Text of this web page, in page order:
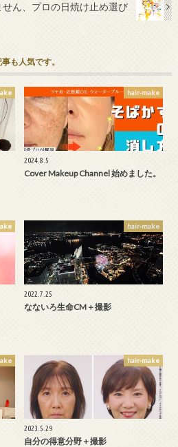
ん、プロの日焼け止め選び
も人気です。
hair-make
2024.8.5
Cover Makeup Channel 始めました。
hair-make
2022.7.25
なないろ生命CM＋撮影
hair-make
2023.5.29
自分の得意分野＋撮影